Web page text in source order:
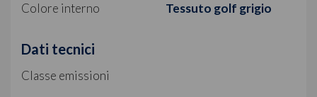
Colore interno
Tessuto golf grigio
Dati tecnici
Classe emissioni